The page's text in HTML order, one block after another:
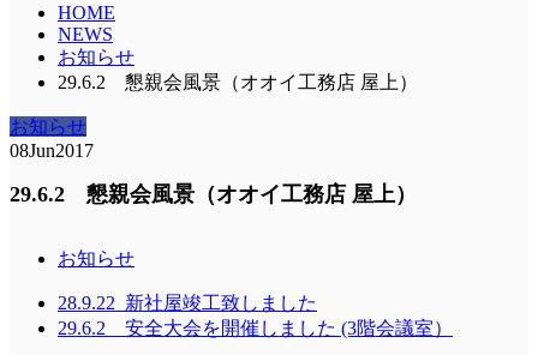
HOME
NEWS
お知らせ
29.6.2 懇親会風景（オオイ工務店 屋上）
お知らせ
08Jun2017
29.6.2 懇親会風景（オオイ工務店 屋上）
お知らせ
28.9.22_新社屋竣工致しました
29.6.2 安全大会を開催しました (3階会議室）